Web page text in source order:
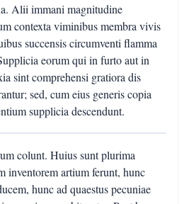
Alii immani magnitudine
contexta viminibus membra vivis
succensis circumventi flamma
eorum qui in furto aut in
sint comprehensi gratiora dis
sed, cum eius generis copia
supplicia descendunt.
colunt. Huius sunt plurima
inventorem artium ferunt, hunc
hunc ad quaestus pecuniae